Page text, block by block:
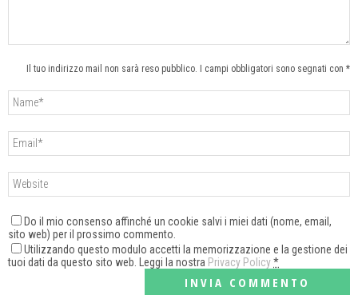
Il tuo indirizzo mail non sarà reso pubblico. I campi obbligatori sono segnati con *
Do il mio consenso affinché un cookie salvi i miei dati (nome, email,
sito web) per il prossimo commento.
Utilizzando questo modulo accetti la memorizzazione e la gestione dei
tuoi dati da questo sito web. Leggi la nostra Privacy Policy*